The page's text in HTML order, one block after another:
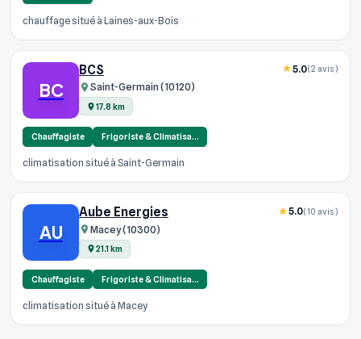
chauffage situé à Laines-aux-Bois
BC
BCS
Saint-Germain (10120)
17.8 km
5.0(2 avis)
Chauffagiste Frigoriste & Climatisa…
climatisation situé à Saint-Germain
AU
Aube Energies
Macey (10300)
21.1 km
5.0(10 avis)
Chauffagiste Frigoriste & Climatisa…
climatisation situé à Macey